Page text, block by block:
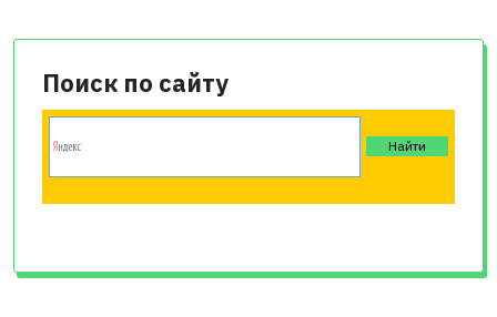
Поиск по сайту